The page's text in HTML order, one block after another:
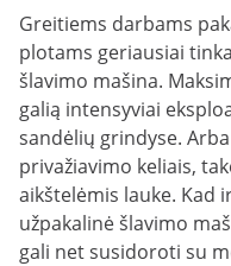
Greitiems darbams
plotams geriausiai
šlavimo mašina.
galią intensyviai
sandėlių grindyse.
privažiavimo keliais,
aikštelėmis lauke. Kad
užpakalinė šlavimo
gali net susidoroti su